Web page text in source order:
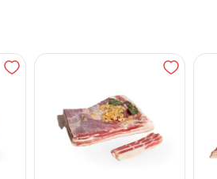
черный, чеснок
от +2 до +6